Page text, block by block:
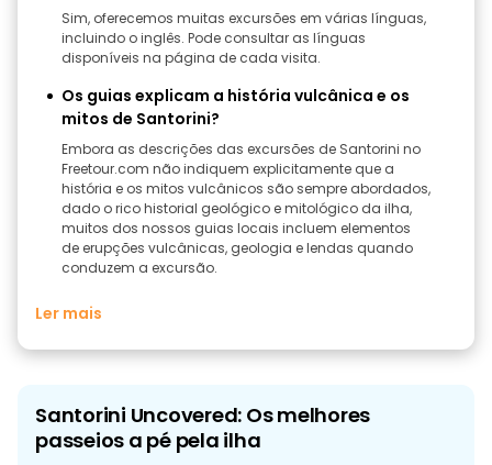
Sim, oferecemos muitas excursões em várias línguas,
incluindo o inglês. Pode consultar as línguas
disponíveis na página de cada visita.
Os guias explicam a história vulcânica e os
mitos de Santorini?
Embora as descrições das excursões de Santorini no
Freetour.com não indiquem explicitamente que a
história e os mitos vulcânicos são sempre abordados,
dado o rico historial geológico e mitológico da ilha,
muitos dos nossos guias locais incluem elementos
de erupções vulcânicas, geologia e lendas quando
conduzem a excursão.
Ler mais
Santorini Uncovered: Os melhores
passeios a pé pela ilha